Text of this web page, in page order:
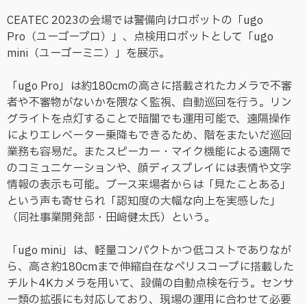
CEATEC 2023の会場では警備向けロボットの「ugo
Pro（ユーゴープロ）」、点検用ロボットとして「ugo
mini（ユーゴーミニ）」を展示。
「ugo Pro」は約180cmの高さに搭載されたカメラで不審
者や不審物がないかを隈なく監視、自動巡回を行う。リン
グライトを点灯することで暗闇でも運用可能で、遠隔操作
によりエレベーター乗降もできるため、階をまたいだ巡回
業務も容易だ。またスピーカー・マイク機能による遠隔で
のコミュニケーションや、顔ディスプレイには表情や文字
情報の表示も可能。ブース来場者からは「見たことある」
という声も寄せられ「認知度の大幅な向上を実感した」
（同社事業開発部・田﨑健太氏）という。
「ugo mini」は、軽量コンパクトかつ低コストでありなが
ら、高さ約180cmまで伸縮自在なペリスコープに搭載した
チルト4Kカメラを用いて、設備の自動点検を行う。センサ
ー類の拡張にも対応しており、現場の運用に合わせて必要